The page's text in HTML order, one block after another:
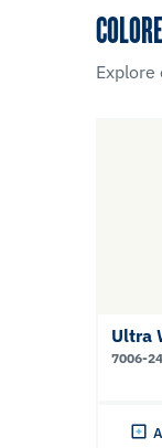
Ultra
7006-24